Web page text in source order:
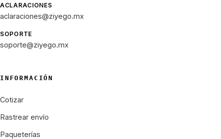
ACLARACIONES
aclaraciones@ziyego.mx
SOPORTE
soporte@ziyego.mx
INFORMACIÓN
Cotizar
Rastrear envío
Paqueterías